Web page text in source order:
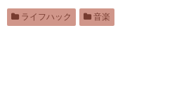
ライフハック 音楽